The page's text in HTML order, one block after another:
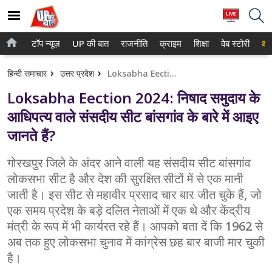
होम
टॉप न्यूज़
UP की बात
राजनीति
क्राइम
शिक्षा
वेब स्टोरी
टॉप न्यूज़ UP की बात राजनीति क्राइम शिक्षा वेब स्टोरी
हिन्दी समाचार उत्तर प्रदेश Loksabha Eection 2024: निषाद समुदाय के आधिपत्य वाले संसदीय सीट बांसगांव के बारे में आइए जानते हैं?
Loksabha Eection 2024: निषाद समुदाय के
आधिपत्य वाले संसदीय सीट बांसगांव के बारे में आइए
जानते हैं?
गोरखपुर जिले के अंदर आने वाली यह संसदीय सीट बांसगांव
लोकसभा सीट है और देश की सुरक्षित सीटों में से एक मानी
जाती है। इस सीट से महावीर प्रसाद चार बार जीत चुके हैं, जो
एक समय प्रदेश के बड़े दलित नेताओं में एक थे और केंद्रीय
मंत्री के रूप में भी कार्यरत रहे हैं। आपको बता दें कि 1962 से
अब तक हुए लोकसभा चुनाव में कांग्रेस छह बार बाजी मार चुकी
है।
गाजियाबाद
लखनऊ
कानपुर
वाराणसी
आगरा
अयोध्या
अलीगढ़
मथुरा